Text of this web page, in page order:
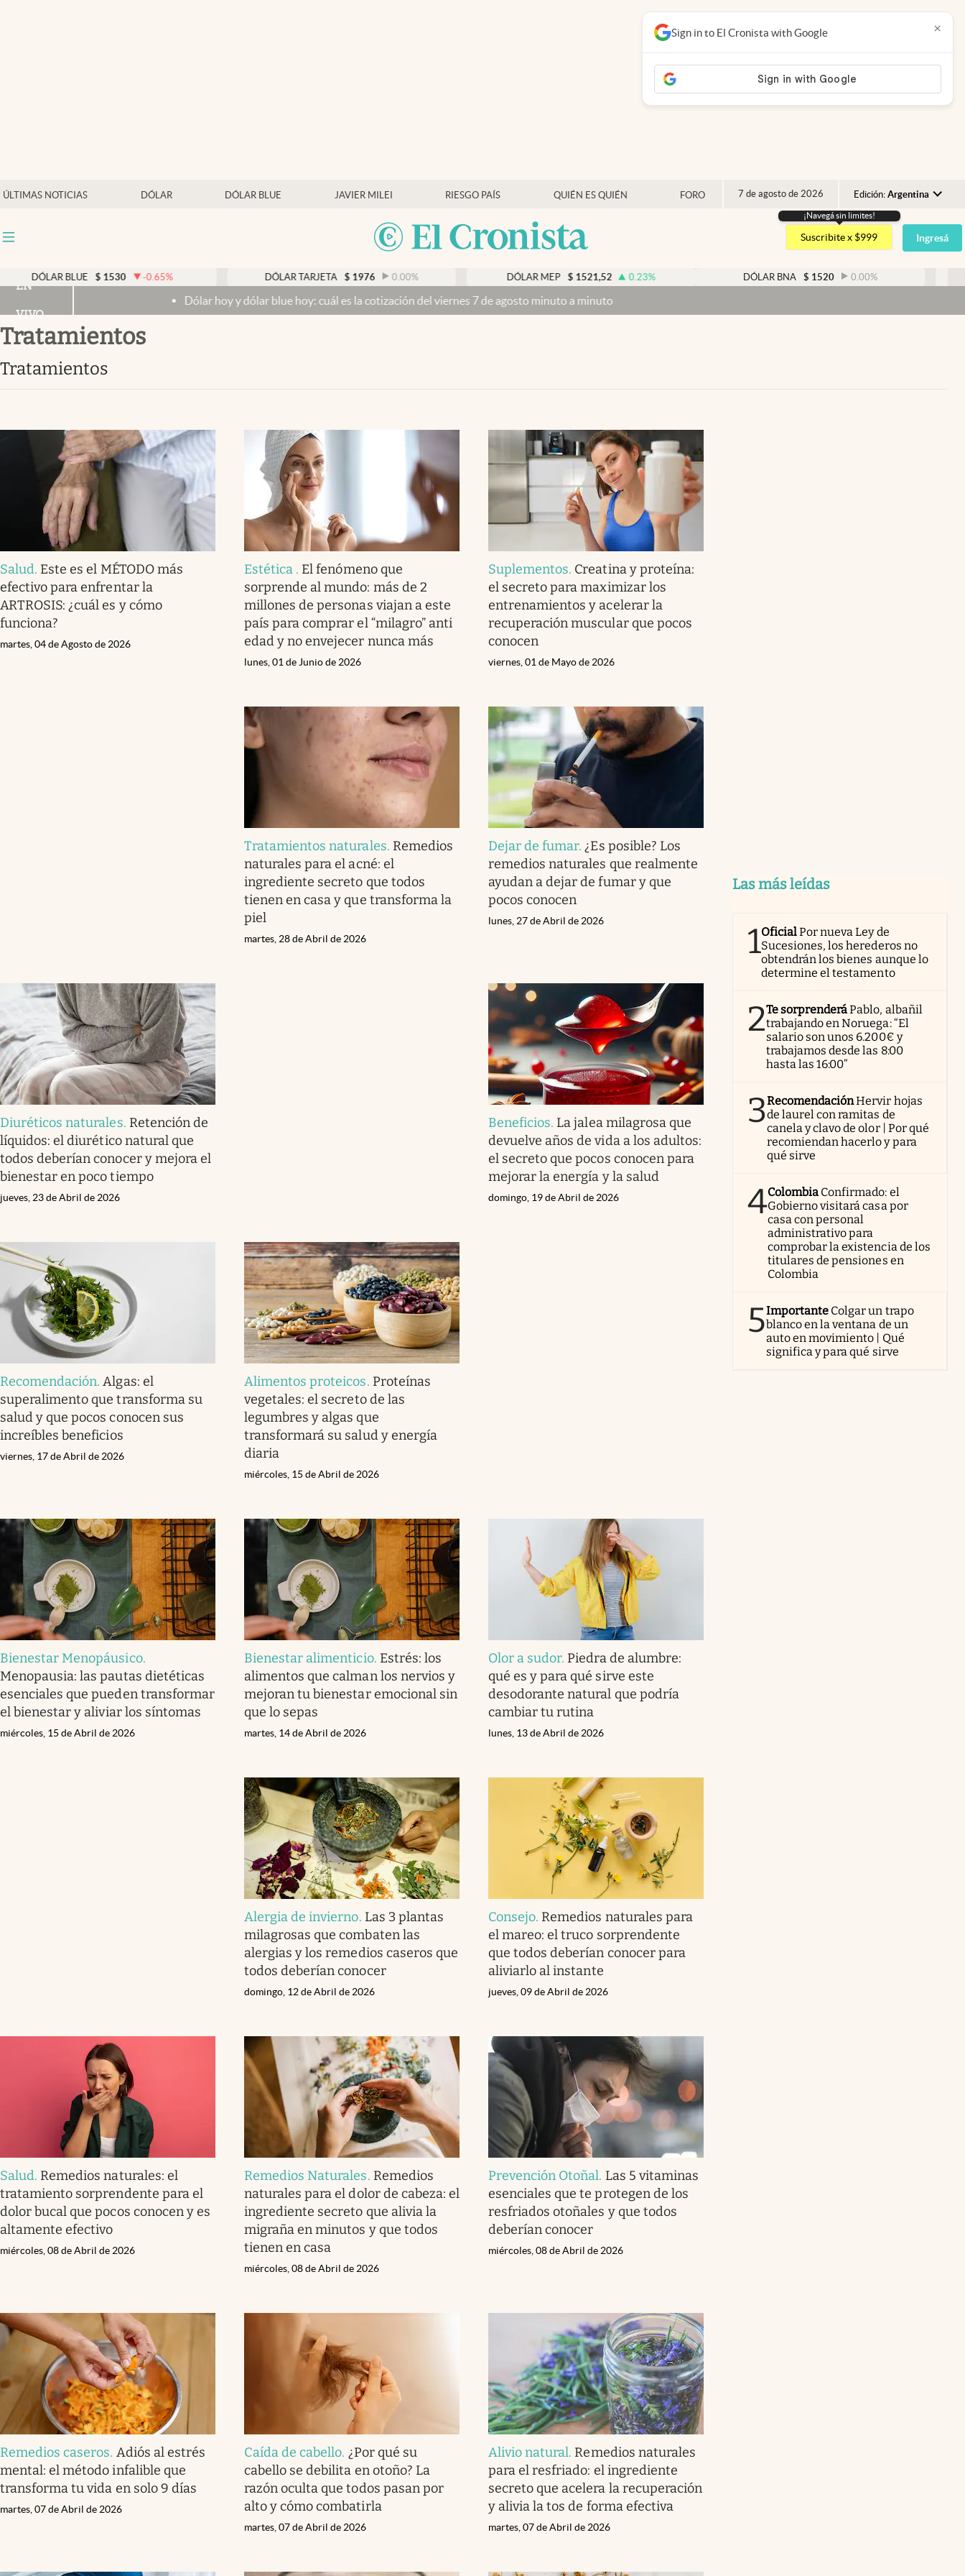
ÚLTIMAS NOTICIAS DÓLAR DÓLAR BLUE JAVIER MILEI RIESGO PAÍS QUIÉN ES QUIÉN FORO 7 de agosto de 2026 Edición: Argentina
Argentina
España
USA
Mercados Online
Otras secciones
Infotechnology
Eventos Corporativos
El Cronista Studio
abre en nueva pestaña
¡Navegá sin limites!
Suscribite x $999 Ingresá
$ 1530 -0.65% DÓLAR TARJETA $ 1976 0.00% $ 1521,52 0.23% $ 1520 0.00%
EN
VIVO
Dólar hoy y dólar blue hoy: cuál es la cotización del viernes 7 de agosto minuto a minuto
Sign in to El Cronista with Google ×
tratamientos
tratamientos
Salud. Este es el MÉTODO más
efectivo para enfrentar la
ARTROSIS: ¿cuál es y cómo
funciona?
martes, 04 de Agosto de 2026
Estética . El fenómeno que
sorprende al mundo: más de 2
millones de personas viajan a este
país para comprar el “milagro” anti
edad y no envejecer nunca más
lunes, 01 de Junio de 2026
Suplementos. Creatina y proteína:
el secreto para maximizar los
entrenamientos y acelerar la
recuperación muscular que pocos
conocen
viernes, 01 de Mayo de 2026
Tratamientos naturales. Remedios
naturales para el acné: el
ingrediente secreto que todos
tienen en casa y que transforma la
piel
martes, 28 de Abril de 2026
Dejar de fumar. ¿Es posible? Los
remedios naturales que realmente
ayudan a dejar de fumar y que
pocos conocen
lunes, 27 de Abril de 2026
Diuréticos naturales. Retención de
líquidos: el diurético natural que
todos deberían conocer y mejora el
bienestar en poco tiempo
jueves, 23 de Abril de 2026
Beneficios. La jalea milagrosa que
devuelve años de vida a los adultos:
el secreto que pocos conocen para
mejorar la energía y la salud
domingo, 19 de Abril de 2026
Recomendación.Algas: el
superalimento que transforma su
salud y que pocos conocen sus
increíbles beneficios
viernes, 17 de Abril de 2026
Alimentos proteicos. Proteínas
vegetales: el secreto de las
legumbres y algas que
transformará su salud y energía
diaria
miércoles, 15 de Abril de 2026
Bienestar Menopáusico.
Menopausia: las pautas dietéticas
esenciales que pueden transformar
el bienestar y aliviar los síntomas
miércoles, 15 de Abril de 2026
Bienestar alimenticio. Estrés: los
alimentos que calman los nervios y
mejoran tu bienestar emocional sin
que lo sepas
martes, 14 de Abril de 2026
Olor a sudor. Piedra de alumbre:
qué es y para qué sirve este
desodorante natural que podría
cambiar tu rutina
lunes, 13 de Abril de 2026
Alergia de invierno. Las 3 plantas
milagrosas que combaten las
alergias y los remedios caseros que
todos deberían conocer
domingo, 12 de Abril de 2026
Consejo. Remedios naturales para
el mareo: el truco sorprendente
que todos deberían conocer para
aliviarlo al instante
jueves, 09 de Abril de 2026
Salud. Remedios naturales: el
tratamiento sorprendente para el
dolor bucal que pocos conocen y es
altamente efectivo
miércoles, 08 de Abril de 2026
Remedios Naturales. Remedios
naturales para el dolor de cabeza: el
ingrediente secreto que alivia la
migraña en minutos y que todos
tienen en casa
miércoles, 08 de Abril de 2026
Prevención Otoñal. Las 5 vitaminas
esenciales que te protegen de los
resfriados otoñales y que todos
deberían conocer
miércoles, 08 de Abril de 2026
Remedios caseros. Adiós al estrés
mental: el método infalible que
transforma tu vida en solo 9 días
martes, 07 de Abril de 2026
Caída de cabello. ¿Por qué su
cabello se debilita en otoño? La
razón oculta que todos pasan por
alto y cómo combatirla
martes, 07 de Abril de 2026
Alivio natural. Remedios naturales
para el resfriado: el ingrediente
secreto que acelera la recuperación
y alivia la tos de forma efectiva
martes, 07 de Abril de 2026
Las más leídas
1OficialPor nueva Ley de
Sucesiones, los herederos no
obtendrán los bienes aunque lo
determine el testamento
2Te sorprenderáPablo, albañil
trabajando en Noruega: “El
salario son unos 6.200€ y
trabajamos desde las 8:00
hasta las 16:00”
3RecomendaciónHervir hojas
de laurel con ramitas de
canela y clavo de olor | Por qué
recomiendan hacerlo y para
qué sirve
4Colombia Confirmado: el
Gobierno visitará casa por
casa con personal
administrativo para
comprobar la existencia de los
titulares de pensiones en
Colombia
5Importante Colgar un trapo
blanco en la ventana de un
auto en movimiento | Qué
significa y para qué sirve